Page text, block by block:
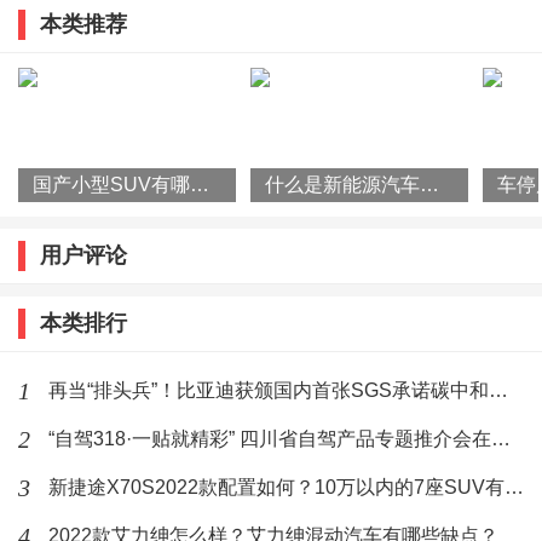
新胎表面没有完成磨合时，接触面积并不是最理想的。
新车，轮胎的胎毛还没有磨掉，表面还没有能完全贴合
刚买完车，对于车辆的转速，扭矩，功率的匹配外加驾
驶视野，刹车有个驾驶习惯过程，当你熟悉后，驾驶熟
新车磨合期省油技巧
1、一般冷车原地热车时间为30-60秒之间，冬天极寒天
本类推荐
国产小型SUV有哪些？2022款瑞虎3x怎么样？ 什么是新能源汽车？国家为什么要大力发展新能源汽车？
用户评论
本类排行
1 再当“排头兵”！比亚迪获颁国内首张SGS承诺碳中和符合声明证书
2 “自驾318·一贴就精彩” 四川省自驾产品专题推介会在杭州举行
3 新捷途X70S2022款配置如何？10万以内的7座SUV有哪些？
2022款艾力绅怎么样？艾力绅混动汽车有哪些缺点？